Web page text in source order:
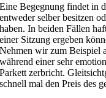
Eine Begegnung findet in
entweder selber besitzen
haben. In beiden Fällen
einer Sitzung ergeben
Nehmen wir zum Beispiel
während einer sehr
Parkett zerbricht.
schnell mal den Preis des